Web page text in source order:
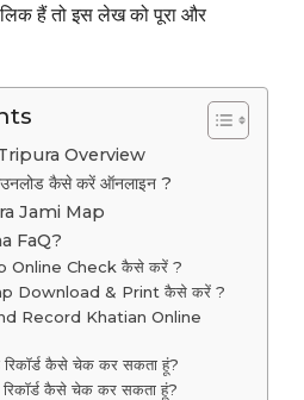
हैं तो इस लेख को पूरा और
Overview
कैसे करें ऑनलाइन ?
Jami Map
FaQ?
Online Check कैसे करें ?
Download & Print कैसे करें ?
Record Khatian Online
रिकॉर्ड कैसे चेक कर सकता हूं?
रिकॉर्ड कैसे चेक कर सकता हूं?